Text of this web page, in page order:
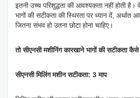
इतनी उच्च परिशुद्धता की आवश्यकता नहीं होती
भागों की सटीकता की स्थिरता पर ध्यान दें, अर्थात
जितना संभव हो उतना छोटा होना चाहिए।
तो सीएनसी मशीनिंग कारखाने भागों की सटीकता
सीएनसी मिलिंग मशीन सटीकता: 3 माप